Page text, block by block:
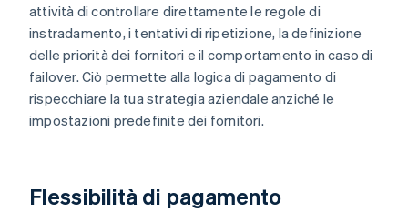
attività di controllare direttamente le regole di
instradamento, i tentativi di ripetizione, la definizione
delle priorità dei fornitori e il comportamento in caso di
failover. Ciò permette alla logica di pagamento di
rispecchiare la tua strategia aziendale anziché le
impostazioni predefinite dei fornitori.
Flessibilità di pagamento